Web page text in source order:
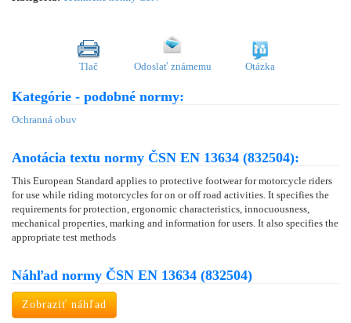
Tlač Odoslať známemu Otázka
Kategórie - podobné normy:
Ochranná obuv
Anotácia textu normy ČSN EN 13634 (832504):
This European Standard applies to protective footwear for motorcycle riders
for use while riding motorcycles for on or off road activities. It specifies the
requirements for protection, ergonomic characteristics, innocuousness,
mechanical properties, marking and information for users. It also specifies the
appropriate test methods
Náhľad normy ČSN EN 13634 (832504)
Zobraziť náhľad